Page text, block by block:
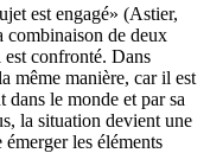
est engagé» (Astier,
combinaison de deux
confronté. Dans
même manière, car il est
dans le monde et par sa
la situation devient une
les éléments